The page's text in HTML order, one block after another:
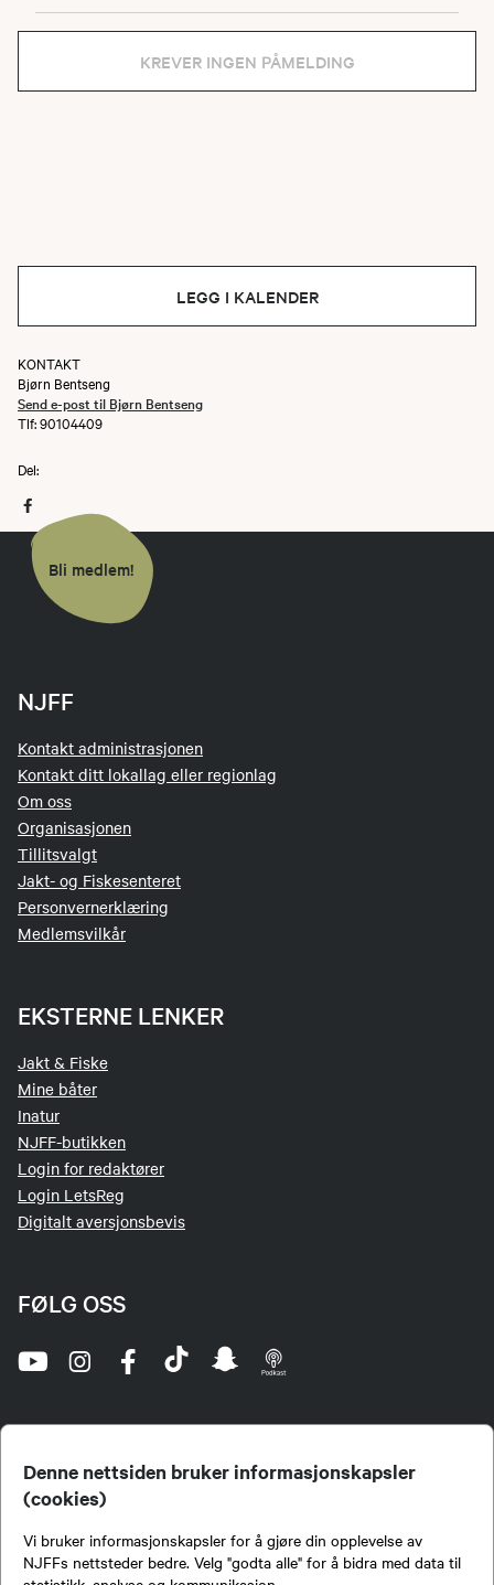
Denne nettsiden bruker informasjonskapsler
(cookies)
Vi bruker informasjonskapsler for å gjøre din opplevelse av
NJFFs nettsteder bedre. Velg "godta alle" for å bidra med data til
KREVER INGEN PÅMELDING
LEGG I KALENDER
KONTAKT
Bjørn Bentseng
Send e-post til Bjørn Bentseng
Tlf: 90104409
Del:
Bli medlem!
NJFF
Kontakt administrasjonen
Kontakt ditt lokallag eller regionlag
Om oss
Organisasjonen
Tillitsvalgt
Jakt- og Fiskesenteret
Personvernerklæring
Medlemsvilkår
EKSTERNE LENKER
Jakt & Fiske
Mine båter
Inatur
NJFF-butikken
Login for redaktører
Login LetsReg
Digitalt aversjonsbevis
FØLG OSS
jegere og sportsfiskere og et av de viktigste miljøene for formidling av kunnskap om jakt og
fiske i Norge. Vi er en partipolitisk nøytral organisasjon, men har et sterkt jakt-, fiske-, og
naturpolitisk engasjement i mange saker.